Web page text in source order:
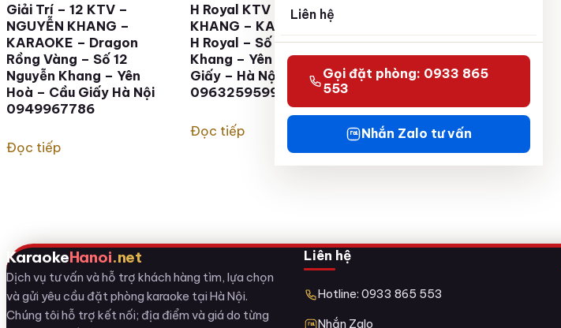
Liên hệ
Gọi đặt phòng: 0933 865
553
Nhắn Zalo tư vấn
Giải Trí – 12 KTV –
NGUYỄN KHANG –
KARAOKE – Dragon
Rồng Vàng – Số 12
Nguyễn Khang – Yên
Hoà – Cầu Giấy Hà Nội
0949967786
Đọc tiếp
H Royal KTV NGUYỄN
KHANG – KARAOKE –
H Royal – Số 12 Nguyễn
Khang – Yên Hoà – Cầu
Giấy – Hà Nội
0963259599
Đọc tiếp
KaraokeHanoi.net
Dịch vụ tư vấn và hỗ trợ khách hàng tìm, lựa chọn
và gửi yêu cầu đặt phòng karaoke tại Hà Nội.
Chúng tôi hỗ trợ kết nối; địa điểm và giá do từng
Liên hệ
Hotline: 0933 865 553
Nhắn Zalo